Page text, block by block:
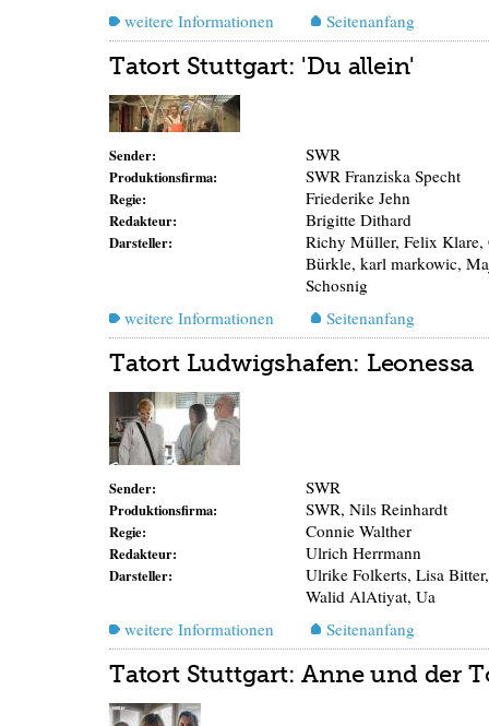
weitere Informationen
Seitenanfang
Tatort Stuttgart: 'Du allein'
Sender: SWR
Produktionsfirma: SWR Franziska Specht
Regie: Friederike Jehn
Redakteur: Brigitte Dithard
Darsteller:
Richy Müller, Felix Klare,
Bürkle, karl markowic,
Schosnig
weitere Informationen
Seitenanfang
Tatort Ludwigshafen: Leonessa
Sender: SWR
Produktionsfirma: SWR, Nils Reinhardt
Regie: Connie Walther
Redakteur: Ulrich Herrmann
Darsteller:
Ulrike Folkerts, Lisa
Walid AlAtiyat, Ua
weitere Informationen
Seitenanfang
Tatort Stuttgart: Anne und der